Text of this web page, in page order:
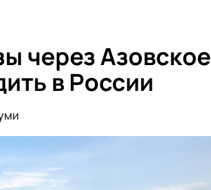
через Азовское
в России